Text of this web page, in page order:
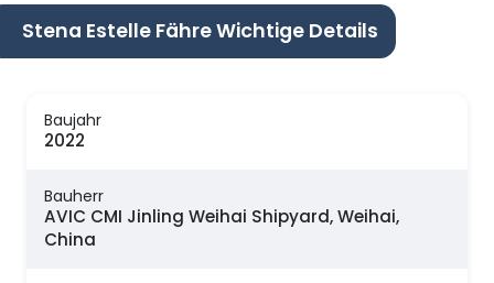
Stena Estelle Fähre Wichtige Details
Baujahr
2022
Bauherr
AVIC CMI Jinling Weihai Shipyard, Weihai,
China